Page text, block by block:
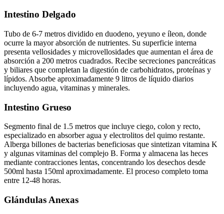
Intestino Delgado
Tubo de 6-7 metros dividido en duodeno, yeyuno e íleon, donde
ocurre la mayor absorción de nutrientes. Su superficie interna
presenta vellosidades y microvellosidades que aumentan el área de
absorción a 200 metros cuadrados. Recibe secreciones pancreáticas
y biliares que completan la digestión de carbohidratos, proteínas y
lípidos. Absorbe aproximadamente 9 litros de líquido diarios
incluyendo agua, vitaminas y minerales.
Intestino Grueso
Segmento final de 1.5 metros que incluye ciego, colon y recto,
especializado en absorber agua y electrolitos del quimo restante.
Alberga billones de bacterias beneficiosas que sintetizan vitamina K
y algunas vitaminas del complejo B. Forma y almacena las heces
mediante contracciones lentas, concentrando los desechos desde
500ml hasta 150ml aproximadamente. El proceso completo toma
entre 12-48 horas.
Glándulas Anexas